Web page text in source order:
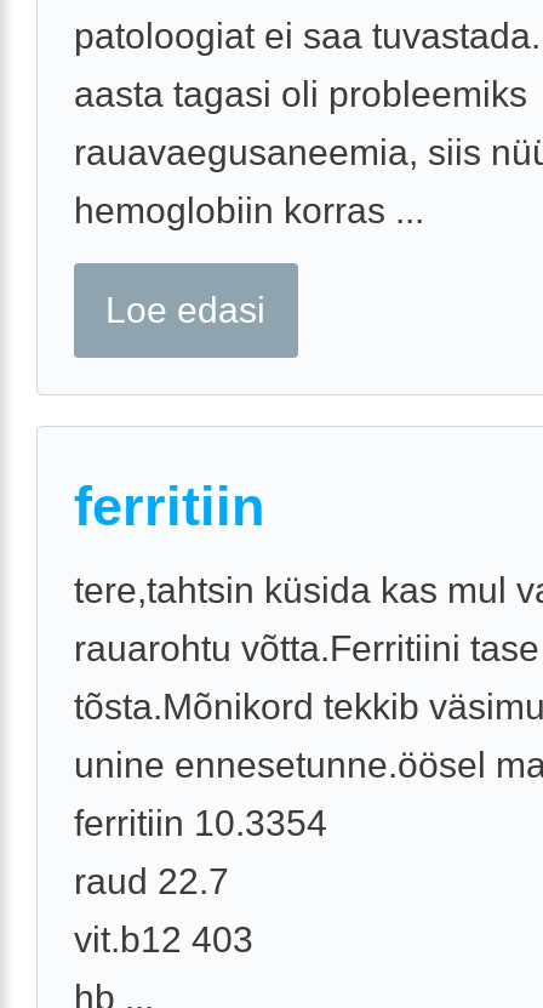
patoloogiat ei saa
aasta tagasi oli probleemiks
rauavaegusaneemia, siis
hemoglobiin korras ...
Loe edasi
ferritiin
tere,tahtsin küsida kas mul
rauarohtu võtta.Ferritiini tase
tõsta.Mõnikord tekkib
unine ennesetunne.öösel
ferritiin 10.3354
raud 22.7
vit.b12 403
hb ...